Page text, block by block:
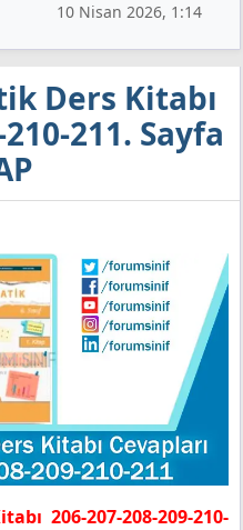
10 Nisan 2026, 1:14
Ders Kitabı
211. Sayfa
206-207-208-209-210-